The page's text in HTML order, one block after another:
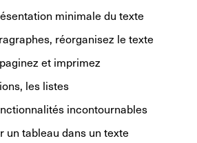
minimale du texte
réorganisez le texte
et imprimez
les listes
incontournables
un tableau dans un texte